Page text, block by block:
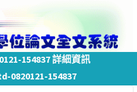
154837 詳細資訊
0820121-154837